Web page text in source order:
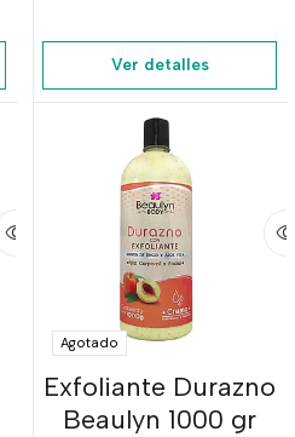
Ver detalles
Agotado
Exfoliante Durazno
Beaulyn 1000 gr